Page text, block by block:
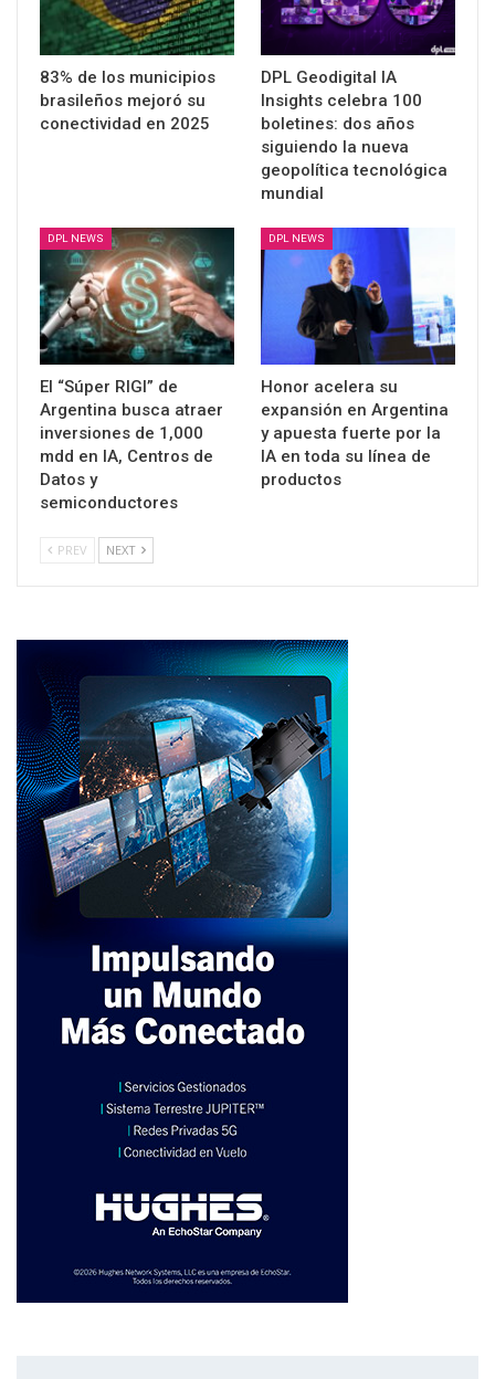
83% de los municipios
brasileños mejoró su
conectividad en 2025
DPL Geodigital IA
Insights celebra 100
boletines: dos años
siguiendo la nueva
geopolítica tecnológica
mundial
DPL NEWS
El “Súper RIGI” de
Argentina busca atraer
inversiones de 1,000
mdd en IA, Centros de
Datos y
semiconductores
DPL NEWS
Honor acelera su
expansión en Argentina
y apuesta fuerte por la
IA en toda su línea de
productos
PREV NEXT